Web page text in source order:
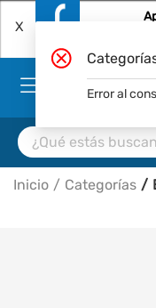
X
Inicio Categorías
Error al